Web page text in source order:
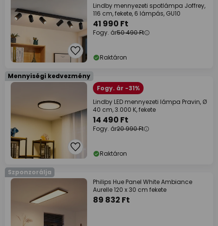
Lindby mennyezeti spotlámpa Joffrey,
116 cm, fekete, 6 lámpás, GU10
41 990 Ft
Fogy. ár50 490 Ft
Raktáron
Mennyiségi kedvezmény
Fogy. ár -31%
Lindby LED mennyezeti lámpa Pravin, Ø
40 cm, 3.000 K, fekete
14 490 Ft
Fogy. ár20 990 Ft
Raktáron
Szponzorálja
Philips Hue Panel White Ambiance
Aurelle 120 x 30 cm fekete
89 832 Ft